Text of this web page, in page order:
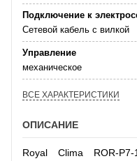
Подключение к
Сетевой кабель с вилкой
Управление
механическое
ВСЕ ХАРАКТЕРИСТИКИ
ОПИСАНИЕ
Royal Clima ROR-